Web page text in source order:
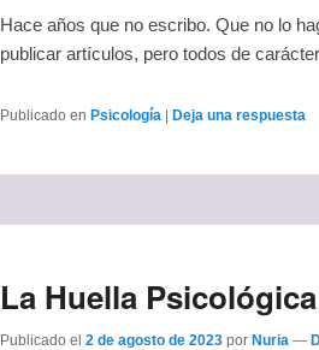
Hace años que no escribo. Que no lo
publicar artículos, pero todos de
Publicado en Psicología | Deja una respuesta
La Huella
Publicado el 2 de agosto de 2023 por Nuria —